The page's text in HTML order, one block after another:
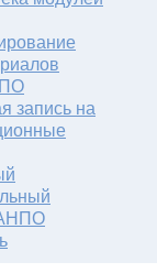
запись на